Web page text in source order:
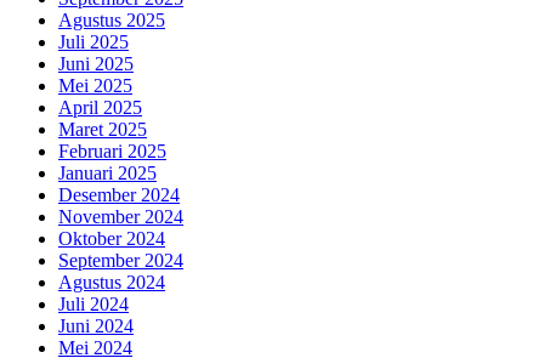
Agustus 2025
Juli 2025
Juni 2025
Mei 2025
April 2025
Maret 2025
Februari 2025
Januari 2025
Desember 2024
November 2024
Oktober 2024
September 2024
Agustus 2024
Juli 2024
Juni 2024
Mei 2024